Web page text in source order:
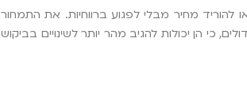
מחיר מבלי לפגוע ברווחיות. את התמחור
להתחרות בשחקנים גדולים, כי הן יכולות להגיב מהר יותר לשינויים בביקוש